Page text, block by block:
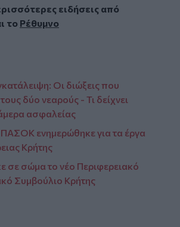
ειδήσεις από
το Ρέθυμνο
Οι διώξεις που
δύο νεαρούς - Τι δείχνει
ασφαλείας
ΠΑΣΟΚ ενημερώθηκε για τα έργα
Κρήτης
σε σώμα το νέο Περιφερειακό
Συμβούλιο Κρήτης